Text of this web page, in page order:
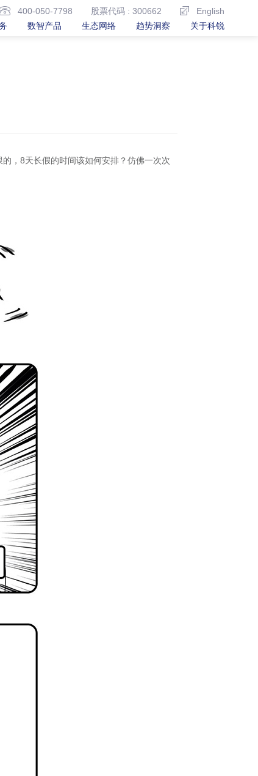
400-050-7798 股票代码 : 300662
English
数智产品 生态网络 趋势洞察 关于科锐
，8天长假的时间该如何安排？仿佛一次次